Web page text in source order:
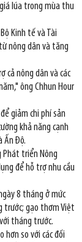
lúa trong mùa thu
Kinh tế và Tài
nông dân và tăng
cả nông dân và các
ông Chhun Hour
giảm chi phí sản
khả năng cạnh
Ấn Độ.
Phát triển Nông
để hỗ trợ nhu cầu
8 tháng ở mức
trước; gạo thơm Việt
tháng trước.
hơn so với các đối